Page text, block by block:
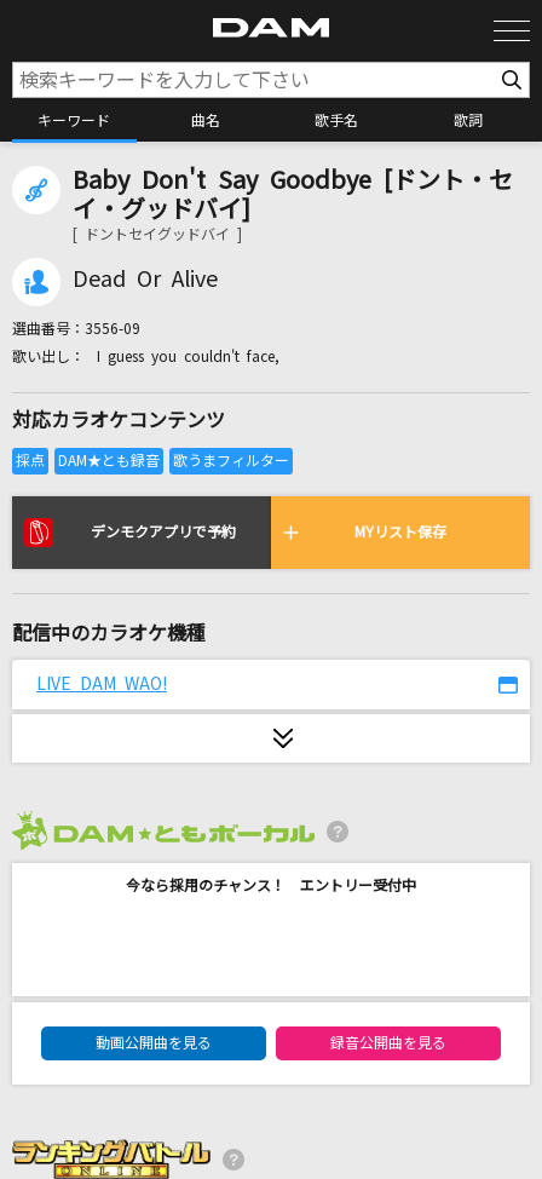
キーワード 曲名 歌手名 歌詞
カラオケ検索
カラオケリクエスト
リアルタイムで歌われている曲の一覧
[生音]レイメイ
花束のかわりにメロディーを
清水翔太
シェリル・ノーム starring May'n
[良音]硝子の少年
今井ゆうぞう・はいだしょうこ
Baby Don't Say Goodbye [ドント・セ
イ・グッドバイ]
[ ドントセイグッドバイ ]
Dead Or Alive
選曲番号： 3556-09
I guess you couldn't face,
対応カラオケコンテンツ
デンモクアプリで予約 MYリスト保存
配信中のカラオケ機種
LIVE DAM WAO!
今なら採用のチャンス！ エントリー受付中
DAM★ともボーカルエントリーランキング
動画公開曲を見る
録音公開曲を見る